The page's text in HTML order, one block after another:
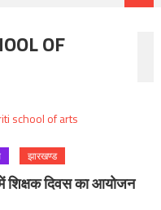
OF
झारखण्ड
दिवस का आयोजन